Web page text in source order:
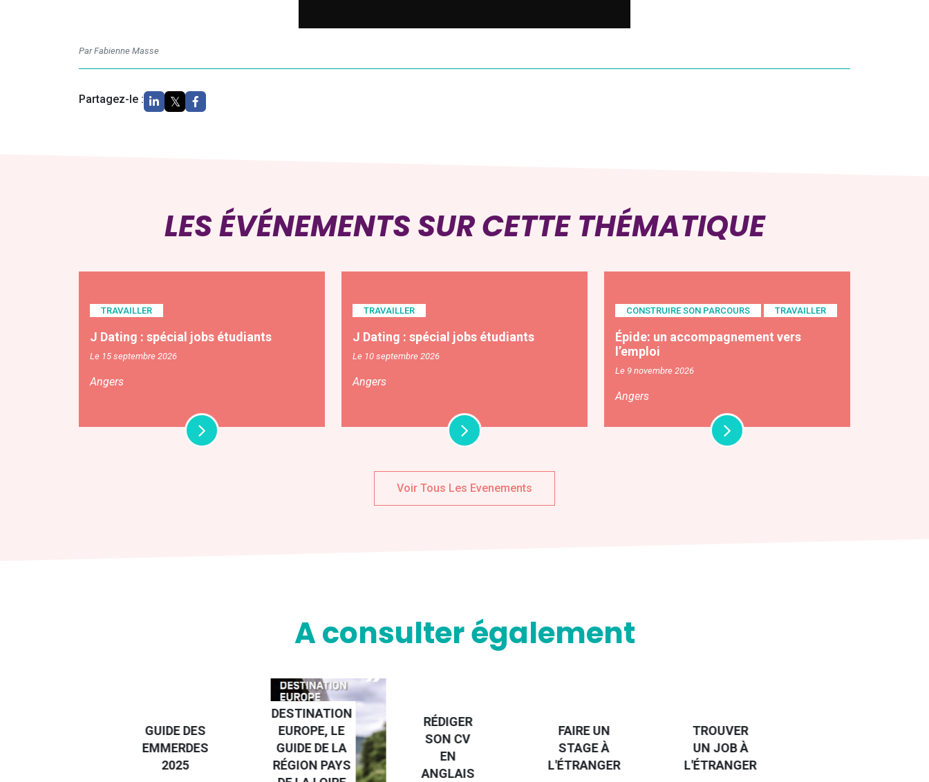
Par Fabienne Masse
Partagez-le :
LES ÉVÉNEMENTS SUR CETTE THÉMATIQUE
TRAVAILLER
J Dating : spécial jobs étudiants
Le 15 septembre 2026
Angers
TRAVAILLER
J Dating : spécial jobs étudiants
Le 10 septembre 2026
Angers
CONSTRUIRE SON PARCOURS TRAVAILLER
Épide: un accompagnement vers
l’emploi
Le 9 novembre 2026
Angers
Voir Tous Les Evenements
A consulter également
EUROPE, LE
GUIDE DE LA
RÉGION PAYS
RÉDIGER
SON CV
EN
ANGLAIS
FAIRE UN
STAGE À
L'ÉTRANGER
TROUVER
UN JOB À
L'ÉTRANGER
L'EUROPE
ET UN
PEU